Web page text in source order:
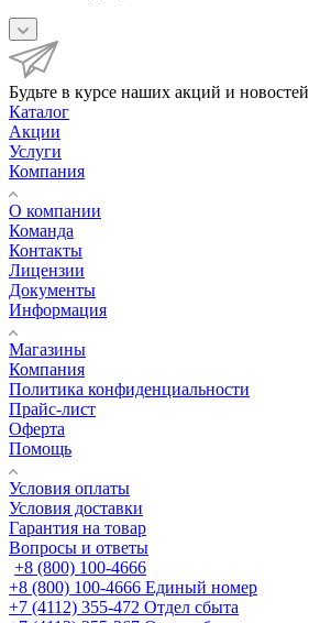
Будьте в курсе наших акций и новостей
Каталог
Акции
Услуги
Компания
О компании
Команда
Контакты
Лицензии
Документы
Информация
Магазины
Компания
Политика конфиденциальности
Прайс-лист
Оферта
Помощь
Условия оплаты
Условия доставки
Гарантия на товар
Вопросы и ответы
+8 (800) 100-4666
+8 (800) 100-4666 Единый номер
+7 (4112) 355-472 Отдел сбыта